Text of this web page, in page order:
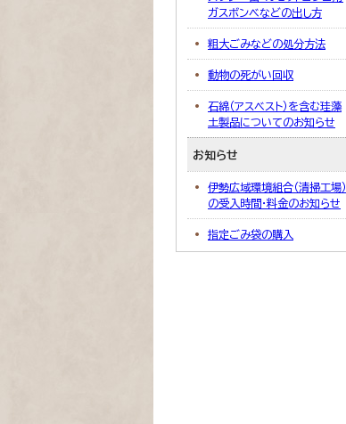
ガスボンベなどの出し方
粗大ごみなどの処分方法
動物の死がい回収
石綿（アスベスト）を含む珪藻
土製品についてのお知らせ
お知らせ
伊勢広域環境組合（清掃工場）
の受入時間・料金のお知らせ
指定ごみ袋の購入